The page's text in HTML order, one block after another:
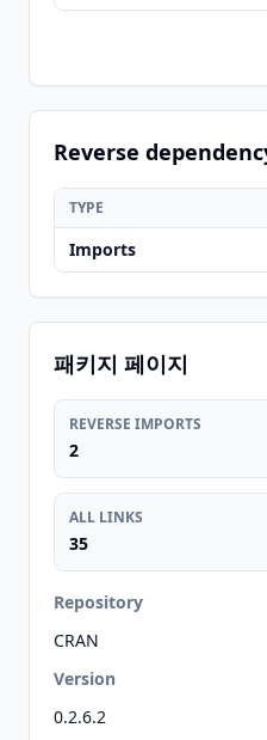
Reverse
TYPE
Imports
패키지 페이지
REVERSE IMPORTS
2
ALL LINKS
35
Repository
CRAN
Version
0.2.6.2